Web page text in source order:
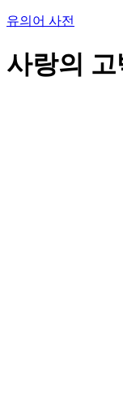
유의어 사전
사랑의 고